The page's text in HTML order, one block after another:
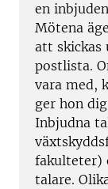
en
Mötena
att
postlista.
vara med,
ger hon
Inbjudna
fakulteter)
talare.